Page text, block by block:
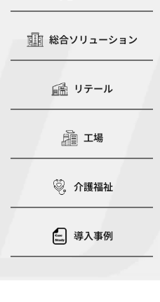
総合ソリューション
リテール
工場
介護福祉
導入事例